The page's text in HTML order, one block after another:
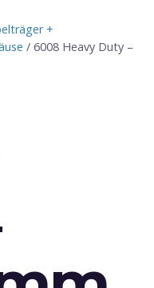
+
/ 6008 Heavy Duty –